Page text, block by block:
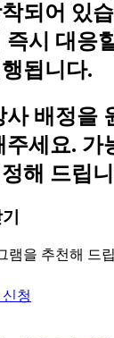
되어 있
시 대응
됩니다.
배정을
세요. 가
해 드립
램을 추천해 드
청